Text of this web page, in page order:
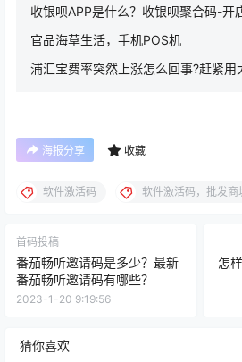
收银呗APP是什么？收银呗聚合码-开
官品海草生活，手机POS机
浦汇宝费率突然上涨怎么回事?赶紧用
海报分享 收藏
软件激活码 软件激活码，批发商
首码投稿
番茄畅听邀请码是多少？最新
番茄畅听邀请码有哪些？
2023-1-20 9:19:56
怎
猜你喜欢